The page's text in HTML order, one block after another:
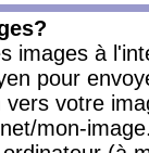
images à
pour
votre
mon-